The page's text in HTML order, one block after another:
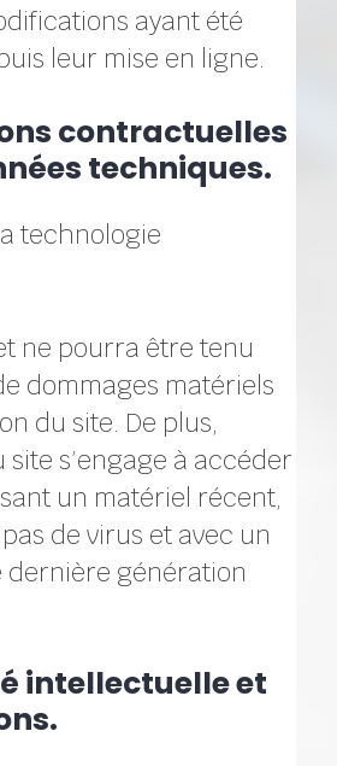
ayant été
leur mise en ligne.
contractuelles
techniques.
technologie
ne pourra être tenu
dommages matériels
du site. De plus,
site s’engage à accéder
un matériel récent,
de virus et avec un
dernière génération
intellectuelle et